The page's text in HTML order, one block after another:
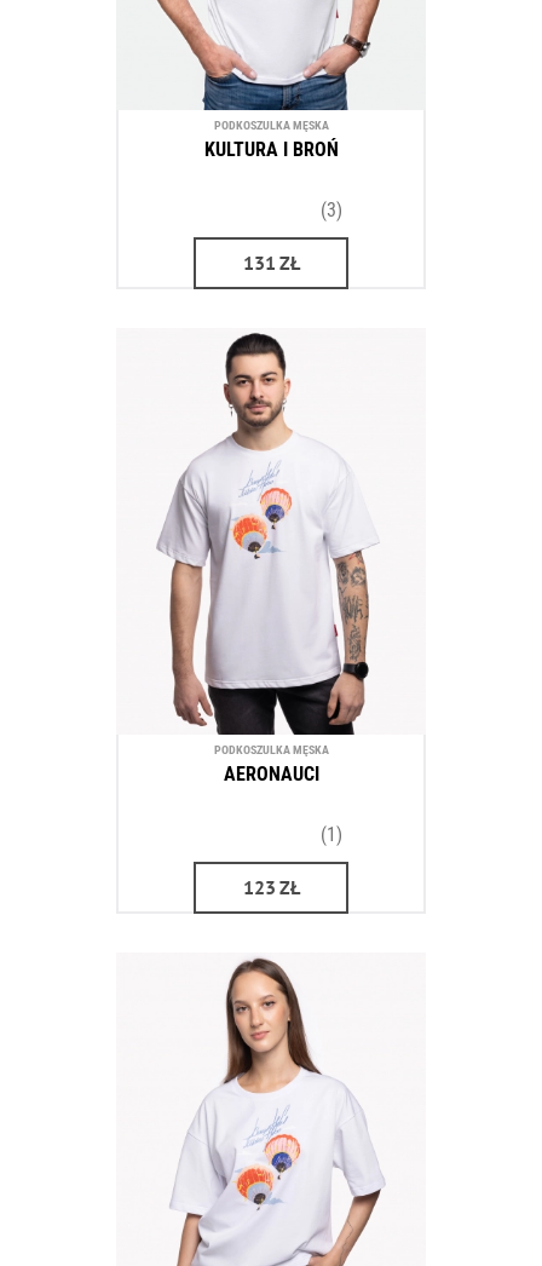
PODKOSZULKA MĘSKA
KULTURA I BROŃ
(3)
131 ZŁ
PODKOSZULKA MĘSKA
AERONAUCI
(1)
123 ZŁ